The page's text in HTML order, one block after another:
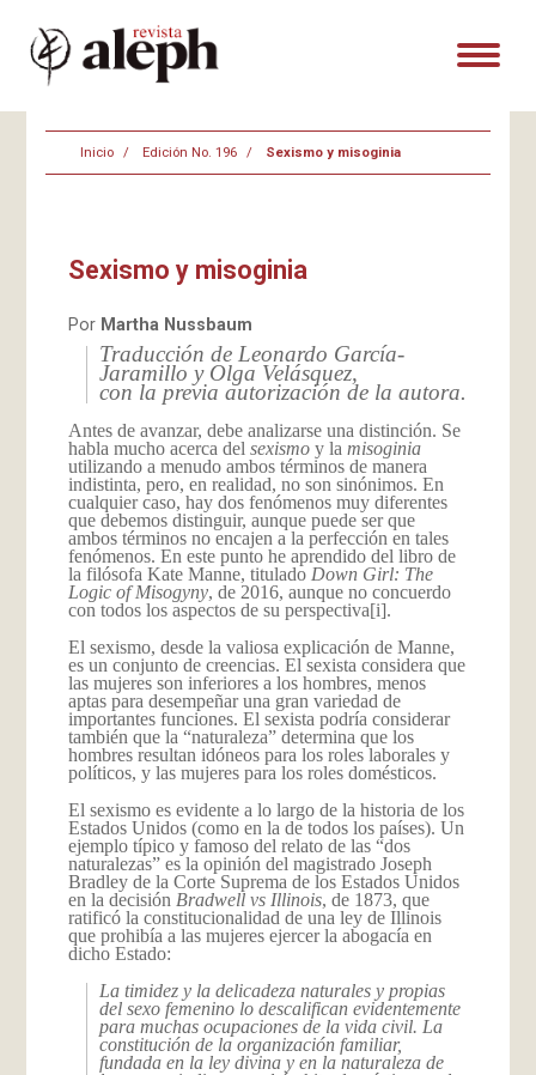
Inicio Edición No. 196 Sexismo y misoginia
Sexismo y misoginia
Por Martha Nussbaum
Traducción de Leonardo García-
Jaramillo y Olga Velásquez,
con la previa autorización de la autora.
Antes de avanzar, debe analizarse una distinción. Se
habla mucho acerca del sexismoy la misoginia
utilizando a menudo ambos términos de manera
indistinta, pero, en realidad, no son sinónimos. En
cualquier caso, hay dos fenómenos muy diferentes
que debemos distinguir, aunque puede ser que
ambos términos no encajen a la perfección en tales
fenómenos. En este punto he aprendido del libro de
la filósofa Kate Manne, titulado Down Girl: The
Logic of Misogyny, de 2016, aunque no concuerdo
con todos los aspectos de su perspectiva[i].
El sexismo, desde la valiosa explicación de Manne,
es un conjunto de creencias. El sexista considera que
las mujeres son inferiores a los hombres, menos
aptas para desempeñar una gran variedad de
importantes funciones. El sexista podría considerar
también que la “naturaleza” determina que los
hombres resultan idóneos para los roles laborales y
políticos, y las mujeres para los roles domésticos.
El sexismo es evidente a lo largo de la historia de los
Estados Unidos (como en la de todos los países). Un
ejemplo típico y famoso del relato de las “dos
naturalezas” es la opinión del magistrado Joseph
Bradley de la Corte Suprema de los Estados Unidos
en la decisión Bradwell vs Illinois, de 1873, que
ratificó la constitucionalidad de una ley de Illinois
que prohibía a las mujeres ejercer la abogacía en
dicho Estado:
La timidez y la delicadeza naturales y propias
del sexo femenino lo descalifican evidentemente
para muchas ocupaciones de la vida civil. La
constitución de la organización familiar,
fundada en la ley divina y en la naturaleza de